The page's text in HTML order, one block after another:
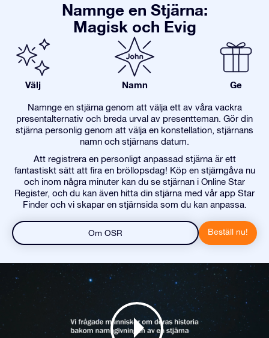
Namnge en Stjärna:
Magisk och Evig
Välj Namn Ge
Namnge en stjärna genom att välja ett av våra vackra
presentalternativ och breda urval av presentteman. Gör din
stjärna personlig genom att välja en konstellation, stjärnans
namn och stjärnans datum.
Att registrera en personligt anpassad stjärna är ett
fantastiskt sätt att fira en bröllopsdag! Köp en stjärngåva nu
och inom några minuter kan du se stjärnan i Online Star
Register, och du kan även hitta din stjärna med vår app Star
Finder och vi skapar en stjärnsida som du kan anpassa.
Om OSR Beställ nu!